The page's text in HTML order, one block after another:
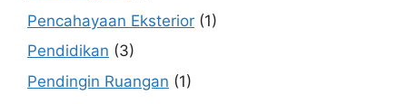
Pencahayaan Eksterior (1)
Pendidikan (3)
Pendingin Ruangan (1)